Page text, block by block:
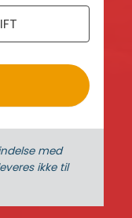
med
ikke til